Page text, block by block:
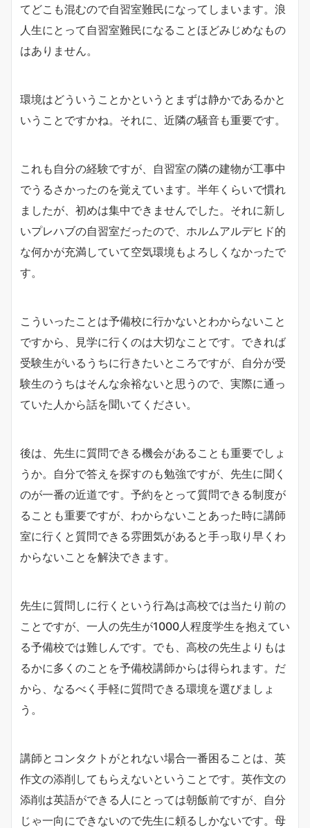
てどこも混むので自習室難民になってしまいます。浪
人生にとって自習室難民になることほどみじめなもの
はありません。
環境はどういうことかというとまずは静かであるかと
いうことですかね。それに、近隣の騒音も重要です。
これも自分の経験ですが、自習室の隣の建物が工事中
でうるさかったのを覚えています。半年くらいで慣れ
ましたが、初めは集中できませんでした。それに新し
いプレハブの自習室だったので、ホルムアルデヒド的
な何かが充満していて空気環境もよろしくなかったで
す。
こういったことは予備校に行かないとわからないこと
ですから、見学に行くのは大切なことです。できれば
受験生がいるうちに行きたいところですが、自分が受
験生のうちはそんな余裕ないと思うので、実際に通っ
ていた人から話を聞いてください。
後は、先生に質問できる機会があることも重要でしょ
うか。自分で答えを探すのも勉強ですが、先生に聞く
のが一番の近道です。予約をとって質問できる制度が
ることも重要ですが、わからないことあった時に講師
室に行くと質問できる雰囲気があると手っ取り早くわ
からないことを解決できます。
先生に質問しに行くという行為は高校では当たり前の
ことですが、一人の先生が1000人程度学生を抱えてい
る予備校では難しんです。でも、高校の先生よりもは
るかに多くのことを予備校講師からは得られます。だ
から、なるべく手軽に質問できる環境を選びましょ
う。
講師とコンタクトがとれない場合一番困ることは、英
作文の添削してもらえないということです。英作文の
添削は英語ができる人にとっては朝飯前ですが、自分
じゃ一向にできないので先生に頼るしかないです。母